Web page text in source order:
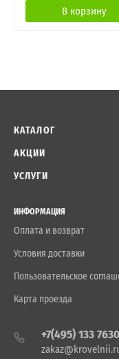
В корзину
КАТАЛОГ
АКЦИИ
УСЛУГИ
ИНФОРМАЦИЯ
Оплата и возврат
Условия доставки
Пользовательское
Карта проезда
+7(495) 133 7630